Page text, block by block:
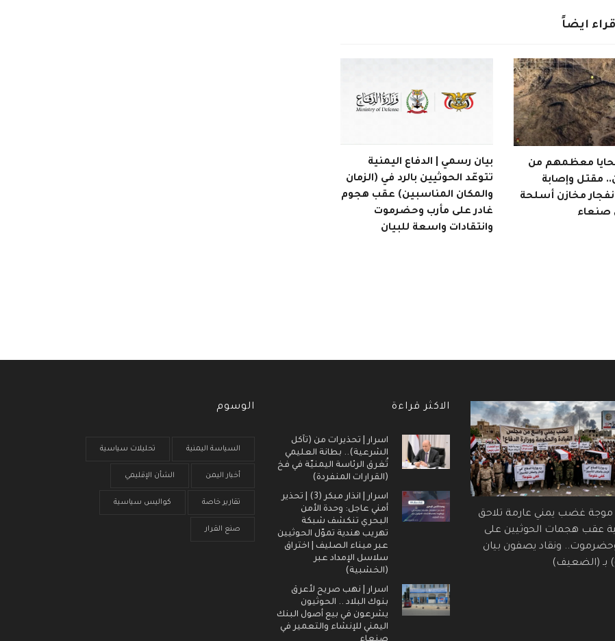
ايضاً
معظمهم من
مقتل وإصابة
مخازن أسلحة
صنعاء
بيان رسمي | الدفاع اليمنية
تتوعّد الحوثيين بالرد في (الزمان
والمكان المناسبين) عقب هجوم
غادر على مأرب وحضرموت
وانتقادات واسعة للبيان
موجة غضب يمني عارمة تلاحق
عقب هجمات الحوثيين على
ونقاد يصفون بيان
بـ (الضعيف)
الاكثر قراءة
اسرار | تحذيرات من (تآكل
الشرعية).. بطانة العليمي
تُغرق الرئاسة اليمنيّة في فخ
(القرارات المنفردة)
اسرار | انذار مبكر (3) | تحذير
أمني عاجل: وحدة الأمن
البحري تنكشف شبكة
تهريب هندية تموّل الحوثيين
عبر ميناء الصليف | اختراق
سلاسل الإمداد عبر
(الخشبية)
اسرار | نهب صريح لأعرق
بنوك البلاد .. الحوثيون
يشرعون في بيع أصول البنك
اليمني للإنشاء والتعمير في
الوسوم
السياسة اليمنية تحليلات سياسية
أخبار اليمن الشأن الإقليمي
تقارير خاصة كواليس سياسية
صنع القرار